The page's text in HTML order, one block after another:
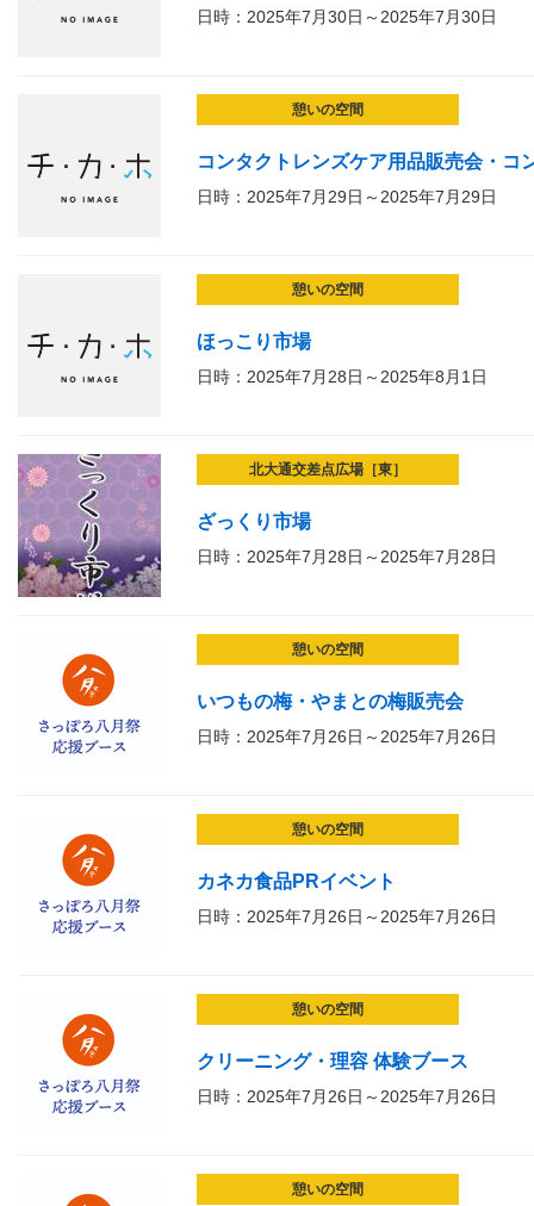
日時：2025年7月30日～2025年7月30日
憩いの空間
コンタクトレンズケア用品販売会・コ
日時：2025年7月29日～2025年7月29日
憩いの空間
ほっこり市場
日時：2025年7月28日～2025年8月1日
北大通交差点広場［東］
ざっくり市場
日時：2025年7月28日～2025年7月28日
憩いの空間
いつもの梅・やまとの梅販売会
日時：2025年7月26日～2025年7月26日
憩いの空間
カネカ食品PRイベント
日時：2025年7月26日～2025年7月26日
憩いの空間
クリーニング・理容 体験ブース
日時：2025年7月26日～2025年7月26日
憩いの空間